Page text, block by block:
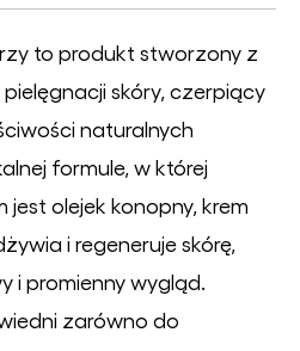
to produkt stworzony z
skóry, czerpiący
naturalnych
formule, w której
olejek konopny, krem
i regeneruje skórę,
i promienny wygląd.
zarówno do